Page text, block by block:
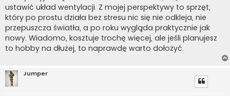
ustawić układ wentylacji. Z mojej perspektywy to sprzęt,
który po prostu działa bez stresu nic się nie odkleja, nie
przepuszcza światła, a po roku wygląda praktycznie jak
nowy. Wiadomo, kosztuje trochę więcej, ale jeśli planujesz
to hobby na dłużej, to naprawdę warto dołożyć.
Jumper